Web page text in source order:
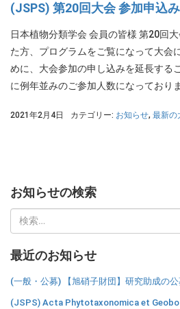
(JSPS) 第20回大会 参加申込
日本植物分類学会 会員の皆様 第20回
た方、プログラムをご覧になって大会
めに、大会参加の申し込みを延長する
に例年並みのご参加人数になっており
2021年2月4日 カテゴリー: お知らせ, 最新の
お知らせの検索
索:
最近のお知らせ
(一般・公募) 【旭硝子財団】研究助成の
(JSPS) Acta Phytotaxonomica et